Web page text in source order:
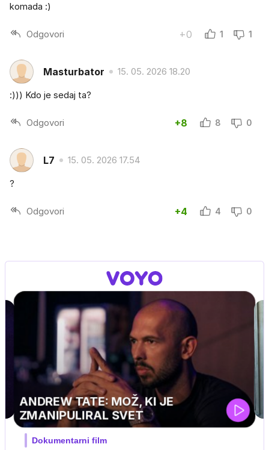
komada :)
Odgovori +0 1 1
Masturbator 15. 05. 2026 18.20
:))) Kdo je sedaj ta?
Odgovori +8 8 0
L7 15. 05. 2026 17.54
?
Odgovori +4 4 0
UEFA SUPERPOKAL
V živo na VOYO: sreda ob 20.30